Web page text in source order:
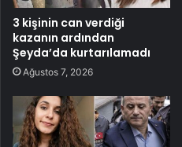
3 kişinin can verdiği
kazanın ardından
Şeyda’da kurtarılamadı
Ağustos 7, 2026